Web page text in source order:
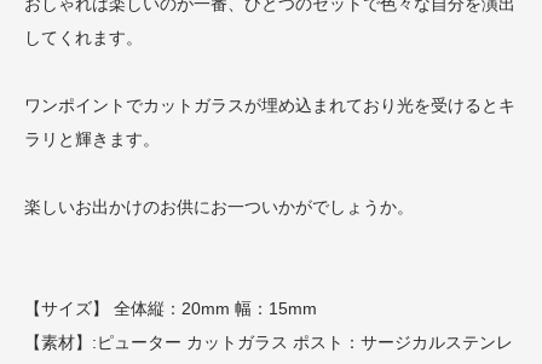
してくれます。
ワンポイントでカットガラスが埋め込まれており光を受けるとキ
ラリと輝きます。
楽しいお出かけのお供にお一ついかがでしょうか。
【サイズ】 全体縦：20mm 幅：15mm
【素材】:ピューター カットガラス ポスト：サージカルステンレ